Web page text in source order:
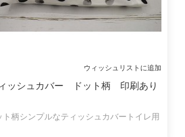
ウィッシュリストに追加
ッシュカバー ドット柄 印刷あり
ト柄シンプルなティッシュカバートイレ用